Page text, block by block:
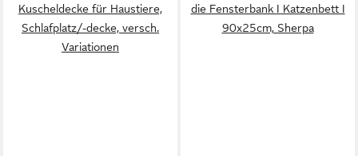
Kuscheldecke für Haustiere,
Schlafplatz/-decke, versch.
Variationen
die Fensterbank I Katzenbett I
90x25cm, Sherpa